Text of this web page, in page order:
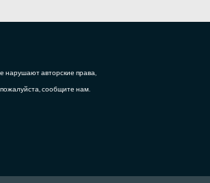
авторские права,
сообщите нам.